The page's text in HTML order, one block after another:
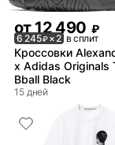
от12 490 ₽
6 245₽× 2 в сплит
Кроссовки
x Adidas Originals
Bball Black
15 дней